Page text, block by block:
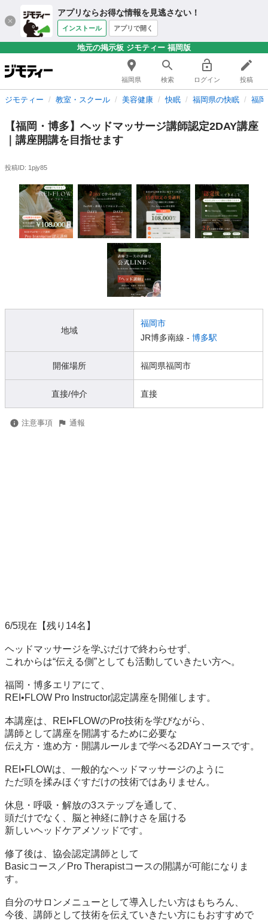
アプリならお得な情報を見逃さない！
インストール アプリで開く
地元の掲示板 ジモティー 福岡版
福岡県 検索 ログイン 投稿
ジモティー 教室・スクール 美容健康 快眠 福岡県の快眠 福
【福岡・博多】ヘッドマッサージ講師認定2DAY講座
｜講座開講を目指せます
投稿ID: 1pjy85
地域
福岡市
JR博多南線 - 博多駅
開催場所 福岡県福岡市
直接/仲介 直接
注意事項 通報
6/5現在【残り14名】
ヘッドマッサージを学ぶだけで終わらせず、
これからは“伝える側”としても活動していきたい方へ。
福岡・博多エリアにて、
REI•FLOW Pro Instructor認定講座を開催します。
本講座は、REI•FLOWのPro技術を学びながら、
講師として講座を開講するために必要な
伝え方・進め方・開講ルールまで学べる2DAYコースです。
REI•FLOWは、一般的なヘッドマッサージのように
ただ頭を揉みほぐすだけの技術ではありません。
休息・呼吸・解放の3ステップを通して、
頭だけでなく、脳と神経に静けさを届ける
新しいヘッドケアメソッドです。
修了後は、協会認定講師として
Basicコース／Pro Therapistコースの開講が可能になりま
す。
自分のサロンメニューとして導入したい方はもちろん、
今後、講師として技術を伝えていきたい方にもおすすめで